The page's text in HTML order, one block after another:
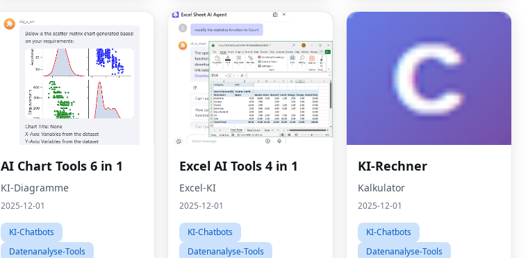
AI Chart Tools 6 in 1
KI-Diagramme
2025-12-01
KI-Chatbots
Datenanalyse-Tools
Excel AI Tools 4 in 1
Excel-KI
2025-12-01
KI-Chatbots
Datenanalyse-Tools
KI-Rechner
Kalkulator
2025-12-01
KI-Chatbots
Datenanalyse-Tools